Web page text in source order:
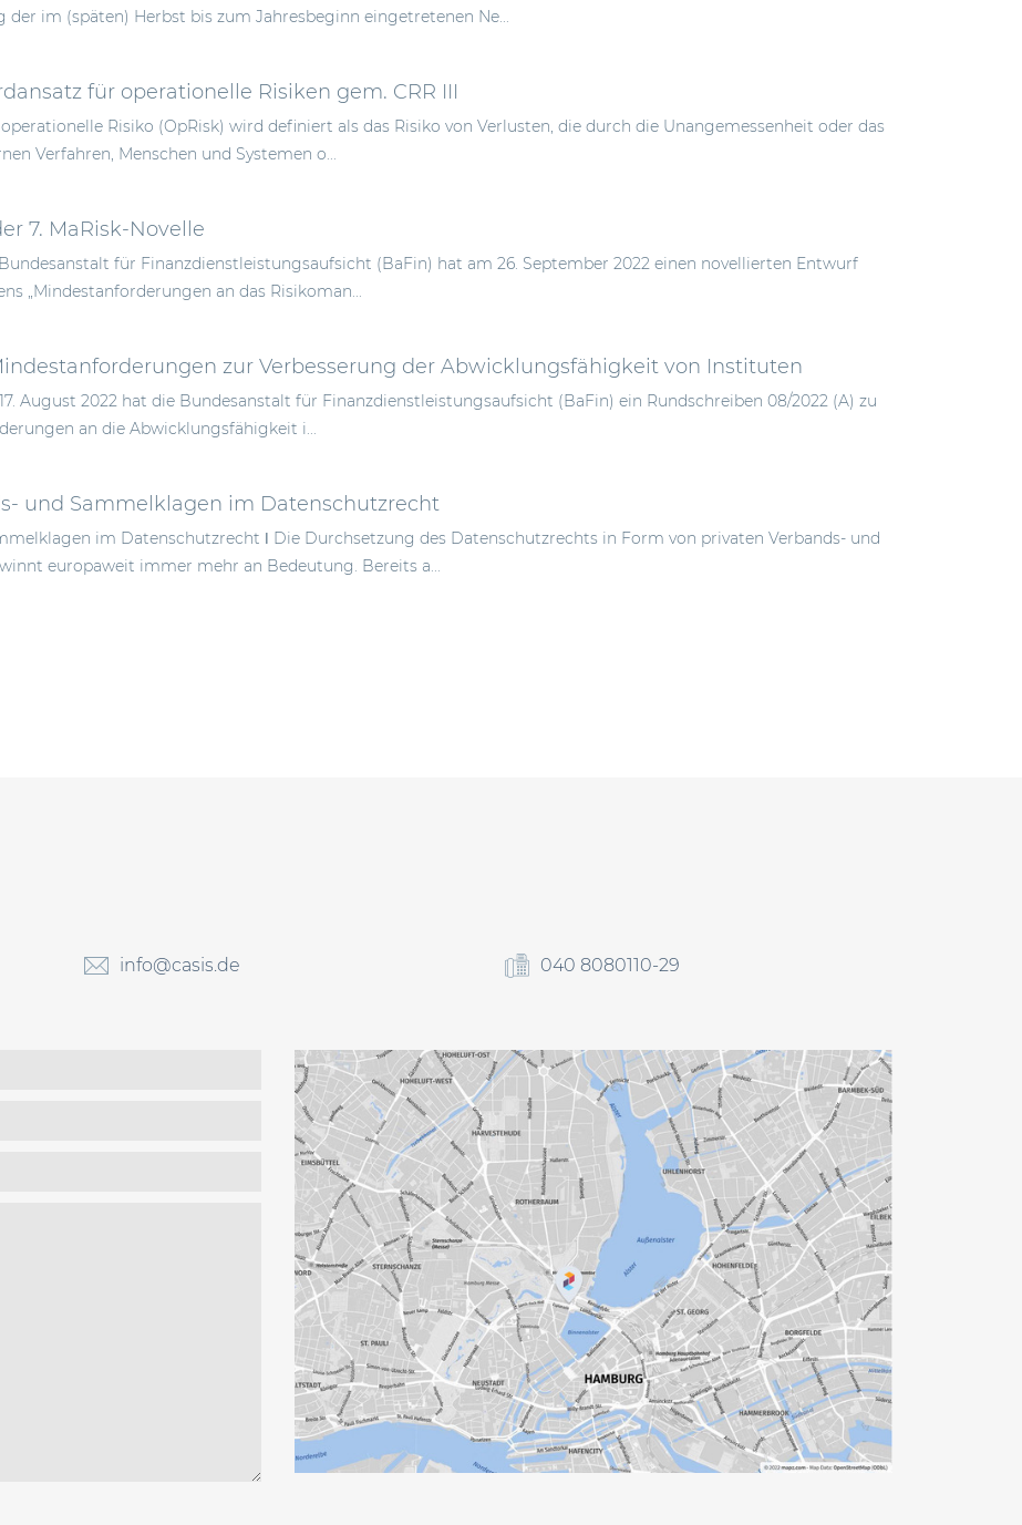
der im (späten) Herbst bis zum Jahresbeginn eingetretenen Ne...
für operationelle Risiken gem. CRR III
Risiko (OpRisk) wird definiert als das Risiko von Verlusten, die durch die Unangemessenheit oder das
Verfahren, Menschen und Systemen o...
7. MaRisk-Novelle
für Finanzdienstleistungsaufsicht (BaFin) hat am 26. September 2022 einen novellierten Entwurf
„Mindestanforderungen an das Risikoman...
zur Verbesserung der Abwicklungsfähigkeit von Instituten
August 2022 hat die Bundesanstalt für Finanzdienstleistungsaufsicht (BaFin) ein Rundschreiben 08/2022 (A) zu
an die Abwicklungsfähigkeit i...
und Sammelklagen im Datenschutzrecht
im Datenschutzrecht ǀ Die Durchsetzung des Datenschutzrechts in Form von privaten Verbands- und
europaweit immer mehr an Bedeutung. Bereits a...
info@casis.de 040 8080110-29